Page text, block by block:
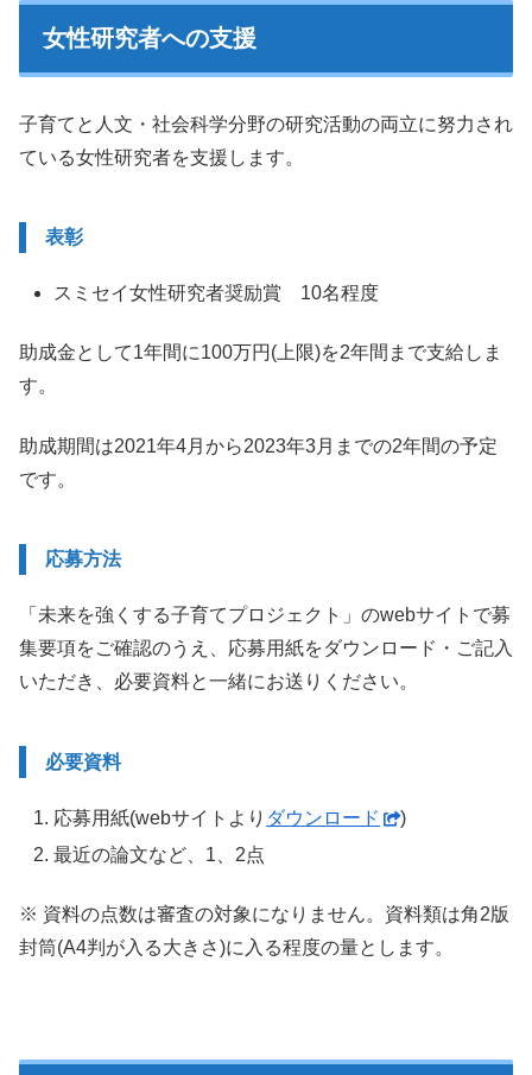
女性研究者への支援
子育てと人文・社会科学分野の研究活動の両立に努力され
ている女性研究者を支援します。
表彰
スミセイ女性研究者奨励賞 10名程度
助成金として1年間に100万円(上限)を2年間まで支給しま
す。
助成期間は2021年4月から2023年3月までの2年間の予定
です。
応募方法
「未来を強くする子育てプロジェクト」のwebサイトで募
集要項をご確認のうえ、応募用紙をダウンロード・ご記入
いただき、必要資料と一緒にお送りください。
必要資料
応募用紙(webサイトより ダウンロード
)
最近の論文など、1、2点
※ 資料の点数は審査の対象になりません。資料類は角2版
封筒(A4判が入る大きさ)に入る程度の量とします。